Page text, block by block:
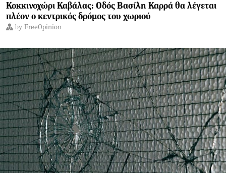
Κοκκινοχώρι Καβάλας: Οδός Βασίλη Καρρά θα λέγεται
πλέον ο κεντρικός δρόμος του χωριού
by FreeOpinion